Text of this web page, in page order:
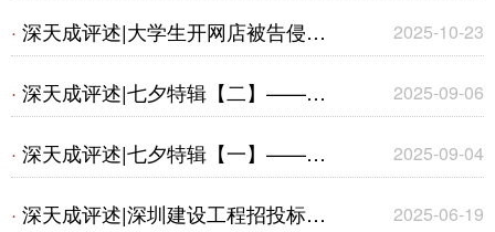
否在破产程序中追缴股东出资
· 深天成评述|大学生开网店被告侵权
——简析《老板电器公司与王某侵害
2025-10-23
· 深天成评述|七夕特辑【二】——婚
姻及养老相关法律要点剖析
2025-09-06
· 深天成评述|七夕特辑【一】——基
于法律视角审视社会现状下的婚姻与
2025-09-04
· 深天成评述|深圳建设工程招投标规
2025-06-19